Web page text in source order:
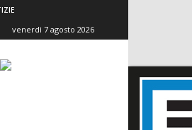
venerdì 7 agosto 2026